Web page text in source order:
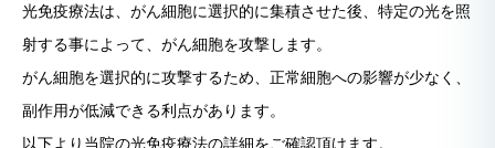
光免疫療法は、がん細胞に選択的に集積させた後、特定の光を照
射する事によって、がん細胞を攻撃します。
がん細胞を選択的に攻撃するため、正常細胞への影響が少なく、
副作用が低減できる利点があります。
以下より当院の光免疫療法の詳細をご確認頂けます。